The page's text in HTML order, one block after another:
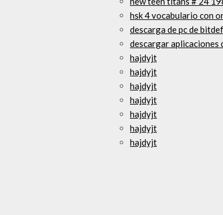
hsk 4 vocabulario con
descarga de pc de
descargar aplicaciones
hajdyjt
hajdyjt
hajdyjt
hajdyjt
hajdyjt
hajdyjt
hajdyjt